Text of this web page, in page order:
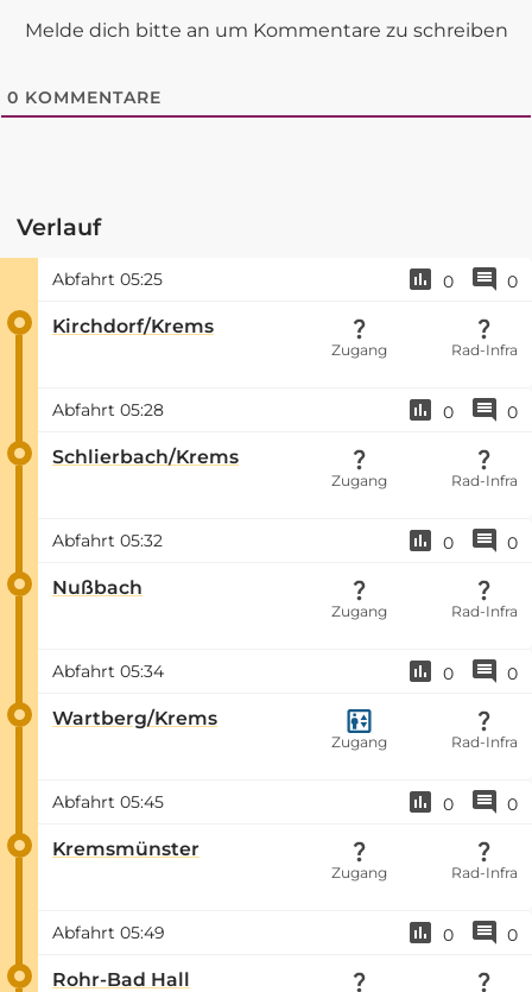
Melde dich bitte an um Kommentare zu schreiben
0 KOMMENTARE
Verlauf
Abfahrt 05:25 0 0
Kirchdorf/Krems
Zugang Rad-Infra
Abfahrt 05:28 0 0
Schlierbach/Krems
Zugang Rad-Infra
Abfahrt 05:32 0 0
Nußbach
Zugang Rad-Infra
Abfahrt 05:34 0 0
Wartberg/Krems
Zugang Rad-Infra
Abfahrt 05:45 0 0
Kremsmünster
Zugang Rad-Infra
Abfahrt 05:49 0 0
Rohr-Bad Hall